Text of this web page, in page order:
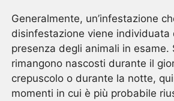
Generalmente, un’infestazione
disinfestazione viene individuata
presenza degli animali in esame.
rimangono nascosti durante il
crepuscolo o durante la notte,
momenti in cui è più probabile